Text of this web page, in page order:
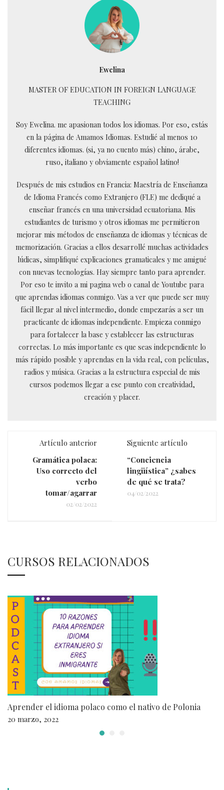
Ewelina
MASTER OF EDUCATION IN FOREIGN LANGUAGE
TEACHING
Soy Ewelina. me apasionan todos los idiomas. Por eso, estás
en la página de Amamos Idiomas. Estudié al menos 10
diferentes idiomas. (si, ya no cuento más) chino, árabe,
ruso, italiano y obviamente español latino!
Después de mis estudios en Francia: Maestría de Enseñanza
de Idioma Francés como Extranjero (FLE) me dediqué a
enseñar francés en una universidad ecuatoriana. Mis
estudiantes de turismo y otros idiomas me permitieron
mejorar mis métodos de enseñanza de idiomas y técnicas de
memorización. Gracias a ellos desarrollé muchas actividades
lúdicas, simplifiqué explicaciones gramaticales y me amigué
con nuevas tecnologías. Hay siempre tanto para aprender.
Por eso te invito a mi pagina web o canal de Youtube para
que aprendas idiomas conmigo. Vas a ver que puede ser muy
fácil llegar al nivel intermedio, donde empezarás a ser un
practicante de idiomas independiente. Empieza conmigo
para fortalecer la base y establecer las estructuras
correctas. Lo más importante es que seas independiente lo
más rápido posible y aprendas en la vida real, con películas,
radios y música. Gracias a la estructura especial de mis
cursos podemos llegar a ese punto con creatividad,
creación y placer.
Artículo anterior
Gramática polaca:
Uso correcto del
verbo
tomar/agarrar
02/02/2022
Siguiente artículo
“Conciencia
lingüística” ¿sabes
de qué se trata?
04/02/2022
CURSOS RELACIONADOS
Aprender el idioma polaco como el nativo de Polonia
20 marzo, 2022